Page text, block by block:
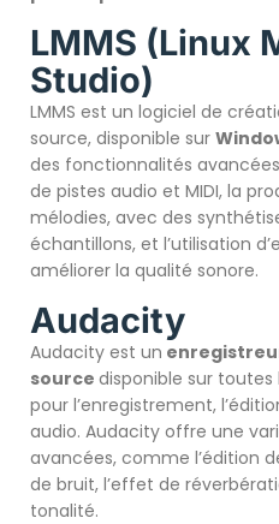
LMMS (Linux
Studio)
LMMS est un logiciel de
source, disponible sur
des fonctionnalités
de pistes audio et MIDI, la
mélodies, avec des
échantillons, et l’utilisation
améliorer la qualité sonore.
Audacity
Audacity est un
source disponible sur
pour l’enregistrement,
audio. Audacity offre une
avancées, comme l’édition
de bruit, l’effet de
tonalité.